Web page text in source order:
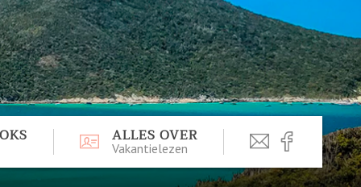
ALLES OVER
Vakantielezen